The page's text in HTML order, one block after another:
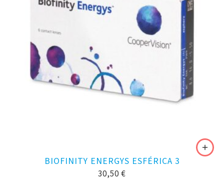
BIOFINITY ENERGYS ESFÉRICA 3
30,50 €